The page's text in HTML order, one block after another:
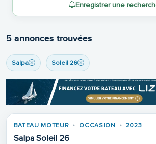
Enregistrer une
5 annonces trouvées
Salpa Soleil 26
BATEAU MOTEUR OCCASION 2023
Salpa Soleil 26